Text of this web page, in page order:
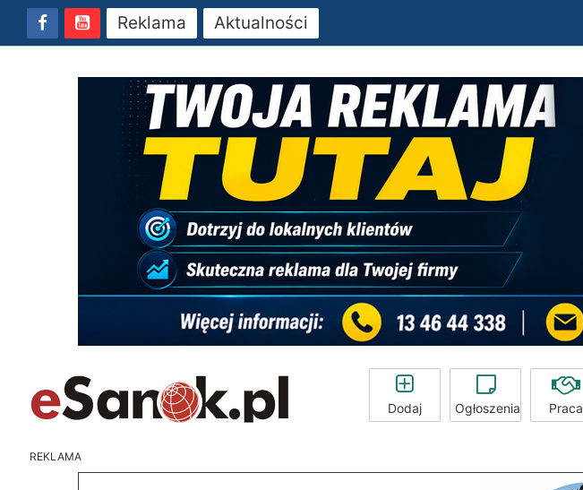
Reklama Aktualności
Dodaj Ogłoszenia Praca
REKLAMA